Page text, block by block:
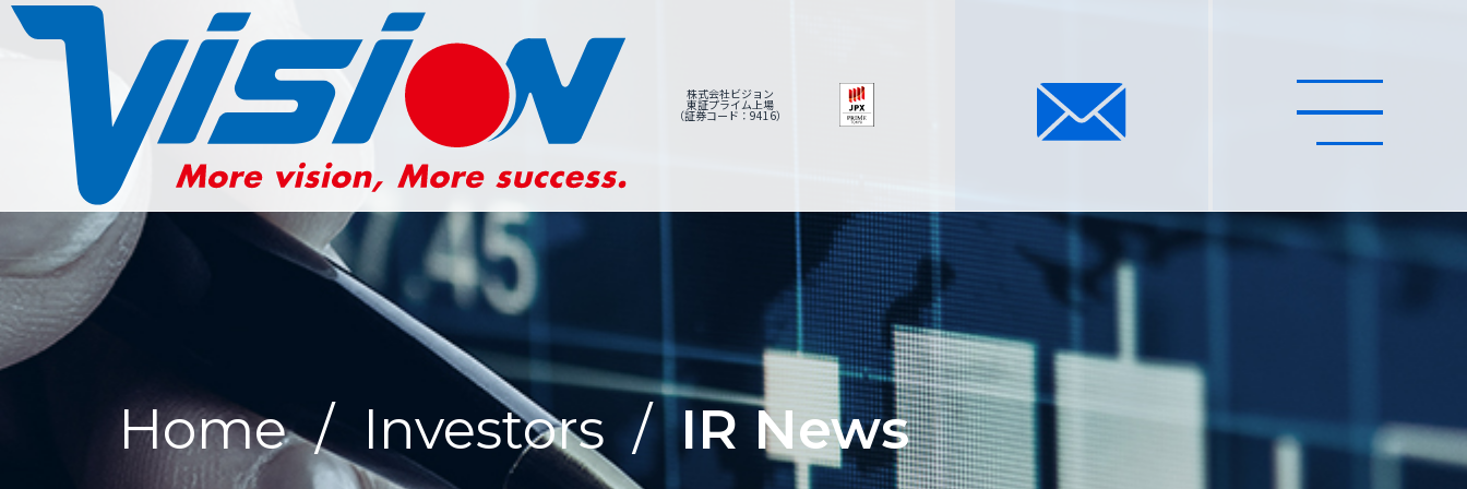
株式会社ビジョン
東証プライム上場
（証券コード：9416）
Home/ Investors /IR News